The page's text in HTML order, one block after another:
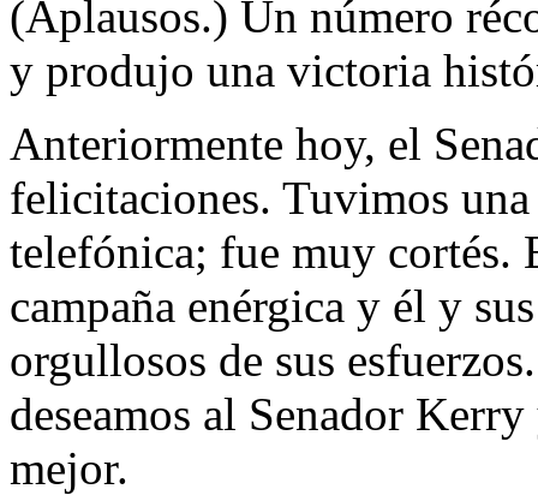
(Aplausos.) Un número
y produjo una victoria
Anteriormente hoy, el
felicitaciones. Tuvimos
telefónica; fue muy cortés.
campaña enérgica y él y
orgullosos de sus
deseamos al Senador
mejor.